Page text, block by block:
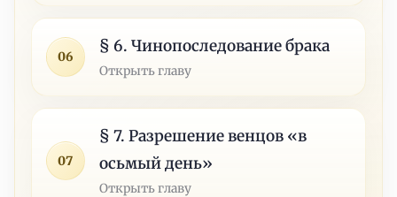
06
§ 6. Чинопоследование брака
Открыть главу
07
§ 7. Разрешение венцов «в
осьмый день»
Открыть главу